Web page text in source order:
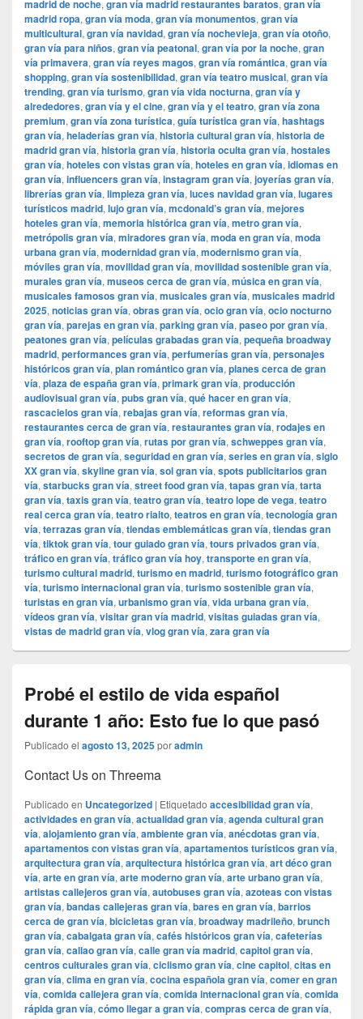
madrid de noche, gran vía madrid restaurantes baratos, gran vía
madrid ropa, gran vía moda, gran vía monumentos, gran vía
multicultural, gran vía navidad, gran vía nochevieja, gran vía otoño,
gran vía para niños, gran vía peatonal, gran vía por la noche, gran
vía primavera, gran vía reyes magos, gran vía romántica, gran vía
shopping, gran vía sostenibilidad, gran vía teatro musical, gran vía
trending, gran vía turismo, gran vía vida nocturna, gran vía y
alrededores, gran vía y el cine, gran vía y el teatro, gran vía zona
premium, gran vía zona turística, guía turística gran vía, hashtags
gran vía, heladerías gran vía, historia cultural gran vía, historia de
madrid gran vía, historia gran vía, historia oculta gran vía, hostales
gran vía, hoteles con vistas gran vía, hoteles en gran vía, idiomas en
gran vía, influencers gran vía, instagram gran vía, joyerías gran vía,
librerías gran vía, limpieza gran vía, luces navidad gran vía, lugares
turísticos madrid, lujo gran vía, mcdonald’s gran vía, mejores
hoteles gran vía, memoria histórica gran vía, metro gran vía,
metrópolis gran vía, miradores gran vía, moda en gran vía, moda
urbana gran vía, modernidad gran vía, modernismo gran vía,
móviles gran vía, movilidad gran vía, movilidad sostenible gran vía,
murales gran vía, museos cerca de gran vía, música en gran vía,
musicales famosos gran vía, musicales gran vía, musicales madrid
2025, noticias gran vía, obras gran vía, ocio gran vía, ocio nocturno
gran vía, parejas en gran vía, parking gran vía, paseo por gran vía,
peatones gran vía, películas grabadas gran vía, pequeña broadway
madrid, performances gran vía, perfumerías gran vía, personajes
históricos gran vía, plan romántico gran vía, planes cerca de gran
vía, plaza de españa gran vía, primark gran vía, producción
audiovisual gran vía, pubs gran vía, qué hacer en gran vía,
rascacielos gran vía, rebajas gran vía, reformas gran vía,
restaurantes cerca de gran vía, restaurantes gran vía, rodajes en
gran vía, rooftop gran vía, rutas por gran vía, schweppes gran vía,
secretos de gran vía, seguridad en gran vía, series en gran vía, siglo
XX gran vía, skyline gran vía, sol gran vía, spots publicitarios gran
vía, starbucks gran vía, street food gran vía, tapas gran vía, tarta
gran vía, taxis gran vía, teatro gran vía, teatro lope de vega, teatro
real cerca gran vía, teatro rialto, teatros en gran vía, tecnología gran
vía, terrazas gran vía, tiendas emblemáticas gran vía, tiendas gran
vía, tiktok gran vía, tour guiado gran vía, tours privados gran vía,
tráfico en gran vía, tráfico gran vía hoy, transporte en gran vía,
turismo cultural madrid, turismo en madrid, turismo fotográfico gran
vía, turismo internacional gran vía, turismo sostenible gran vía,
turistas en gran vía, urbanismo gran vía, vida urbana gran vía,
vídeos gran vía, visitar gran vía madrid, visitas guiadas gran vía,
vistas de madrid gran vía, vlog gran vía, zara gran vía
Probé el estilo de vida español
durante 1 año: Esto fue lo que pasó
Publicado el agosto 13, 2025poradmin
Contact Us on Threema
Publicado en Uncategorized | Etiquetado accesibilidad gran vía,
actividades en gran vía, actualidad gran vía, agenda cultural gran
vía, alojamiento gran vía, ambiente gran vía, anécdotas gran vía,
apartamentos con vistas gran vía, apartamentos turísticos gran vía,
arquitectura gran vía, arquitectura histórica gran vía, art déco gran
vía, arte en gran vía, arte moderno gran vía, arte urbano gran vía,
artistas callejeros gran vía, autobuses gran vía, azoteas con vistas
gran vía, bandas callejeras gran vía, bares en gran vía, barrios
cerca de gran vía, bicicletas gran vía, broadway madrileño, brunch
gran vía, cabalgata gran vía, cafés históricos gran vía, cafeterías
gran vía, callao gran vía, calle gran vía madrid, capitol gran vía,
centros culturales gran vía, ciclismo gran vía, cine capitol, citas en
gran vía, clima en gran vía, cocina española gran vía, comer en gran
vía, comida callejera gran vía, comida internacional gran vía, comida
rápida gran vía, cómo llegar a gran vía, compras cerca de gran vía,